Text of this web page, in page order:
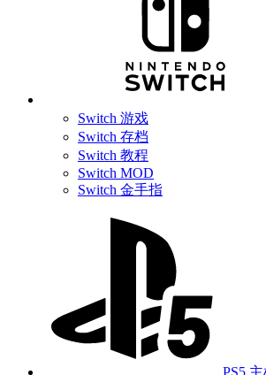
Switch 游戏
Switch 存档
Switch 教程
Switch MOD
Switch 金手指